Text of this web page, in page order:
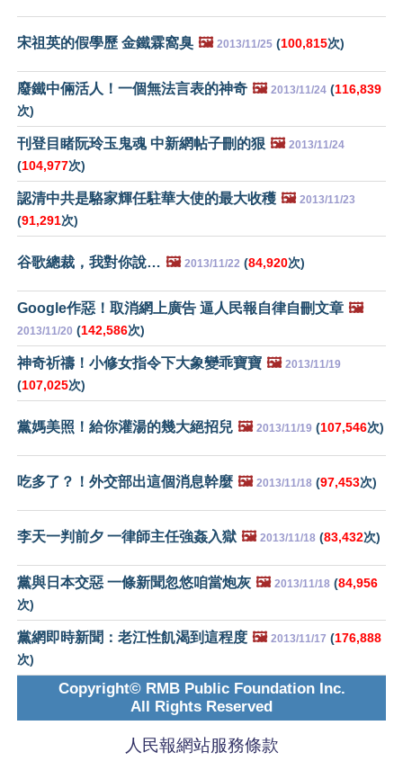
宋祖英的假學歷 金鐵霖窩臭 🖼️ 2013/11/25 (100,815次)
廢鐵中倆活人！一個無法言表的神奇 🖼️ 2013/11/24 (116,839
次)
刊登目睹阮玲玉鬼魂 中新網帖子刪的狠 🖼️ 2013/11/24
(104,977次)
認清中共是駱家輝任駐華大使的最大收穫 🖼️ 2013/11/23
(91,291次)
谷歌總裁，我對你說… 🖼️ 2013/11/22 (84,920次)
Google作惡！取消網上廣告 逼人民報自律自刪文章 🖼️
2013/11/20 (142,586次)
神奇祈禱！小修女指令下大象變乖寶寶 🖼️ 2013/11/19
(107,025次)
黨媽美照！給你灌湯的幾大絕招兒 🖼️ 2013/11/19 (107,546次)
吃多了？！外交部出這個消息幹麼 🖼️ 2013/11/18 (97,453次)
李天一判前夕 一律師主任強姦入獄 🖼️ 2013/11/18 (83,432次)
黨與日本交惡 一條新聞忽悠咱當炮灰 🖼️ 2013/11/18 (84,956
次)
黨網即時新聞：老江性飢渴到這程度 🖼️ 2013/11/17 (176,888
次)
Copyright© RMB Public Foundation Inc.
All Rights Reserved
人民報網站服務條款